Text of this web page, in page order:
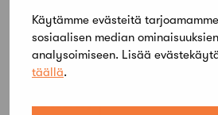
Käytämme evästeitä
sosiaalisen median
analysoimiseen. Lisää
täällä.
Elokuu,